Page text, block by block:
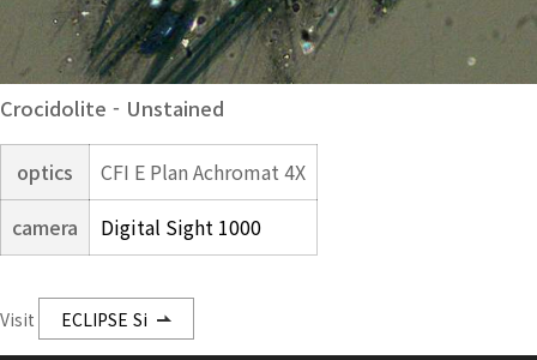
Crocidolite - Unstained
optics
CFI E Plan Achromat 4X
camera
Digital Sight 1000
Visit ECLIPSE Si